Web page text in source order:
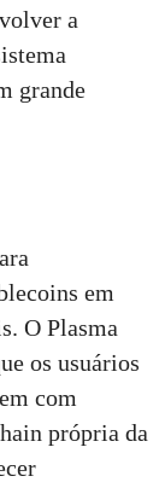
a
grande
em
O Plasma
os usuários
com
própria da